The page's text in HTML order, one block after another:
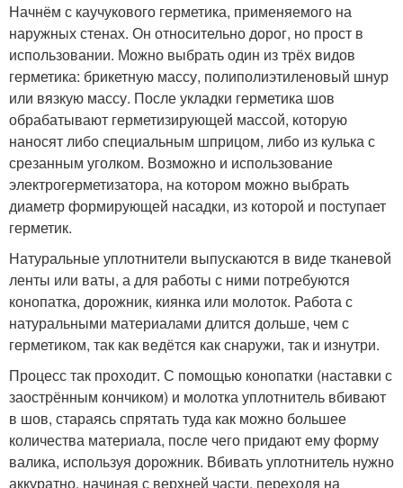
Начнём с каучукового герметика, применяемого на
наружных стенах. Он относительно дорог, но прост в
использовании. Можно выбрать один из трёх видов
герметика: брикетную массу, полиполиэтиленовый шнур
или вязкую массу. После укладки герметика шов
обрабатывают герметизирующей массой, которую
наносят либо специальным шприцом, либо из кулька с
срезанным уголком. Возможно и использование
электрогерметизатора, на котором можно выбрать
диаметр формирующей насадки, из которой и поступает
герметик.
Натуральные уплотнители выпускаются в виде тканевой
ленты или ваты, а для работы с ними потребуются
конопатка, дорожник, киянка или молоток. Работа с
натуральными материалами длится дольше, чем с
герметиком, так как ведётся как снаружи, так и изнутри.
Процесс так проходит. С помощью конопатки (наставки с
заострённым кончиком) и молотка уплотнитель вбивают
в шов, стараясь спрятать туда как можно большее
количества материала, после чего придают ему форму
валика, используя дорожник. Вбивать уплотнитель нужно
аккуратно, начиная с верхней части, переходя на